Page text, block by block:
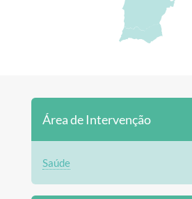
Área de Intervenção
Saúde